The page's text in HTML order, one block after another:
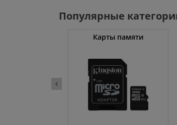
Популярные
Карты памяти